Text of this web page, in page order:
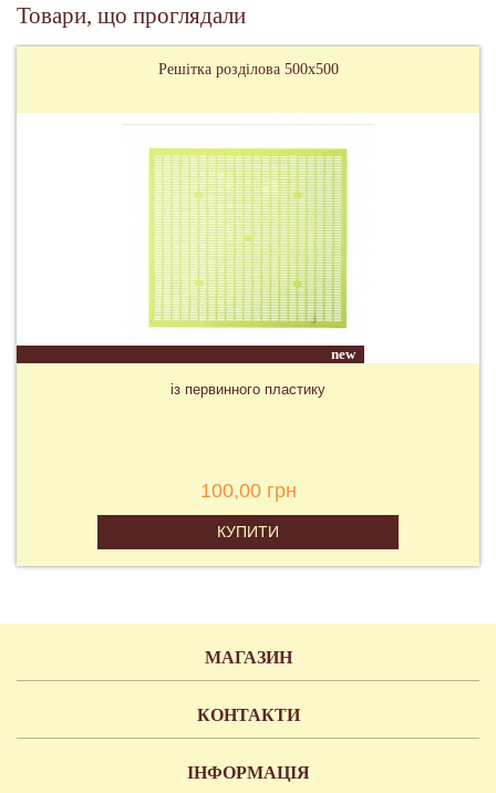
Товари, що проглядали
Решітка розділова 500х500
new
із первинного пластику
100,00 грн
КУПИТИ
МАГАЗИН
КОНТАКТИ
ІНФОРМАЦІЯ